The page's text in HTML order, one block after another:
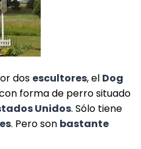
dos escultores, el Dog
forma de perro situado
Unidos. Sólo tiene
. Pero son bastante